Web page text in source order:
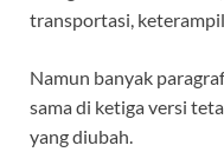
transportasi,
Namun banyak
sama di ketiga versi
yang diubah.